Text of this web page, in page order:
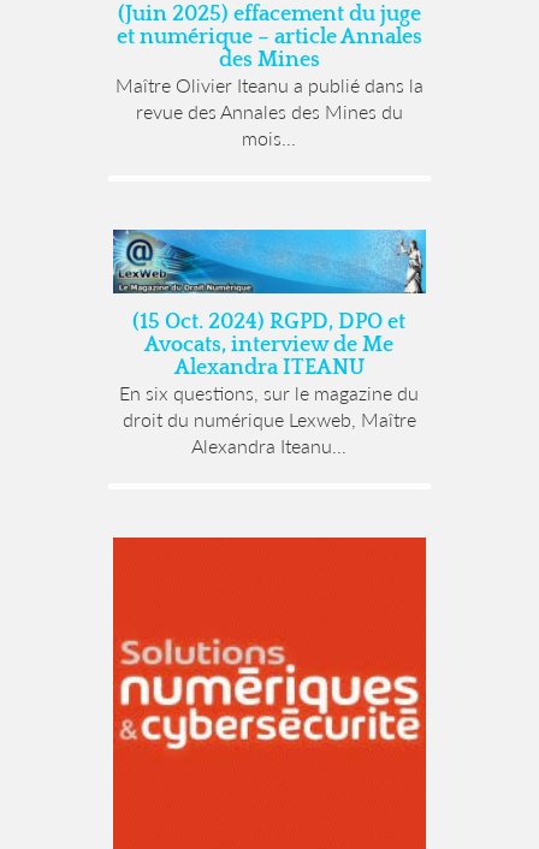
(Juin 2025) effacement du juge
et numérique – article Annales
des Mines
Maître Olivier Iteanu a publié dans la
revue des Annales des Mines du
mois...
(15 Oct. 2024) RGPD, DPO et
Avocats, interview de Me
Alexandra ITEANU
En six questions, sur le magazine du
droit du numérique Lexweb, Maître
Alexandra Iteanu...